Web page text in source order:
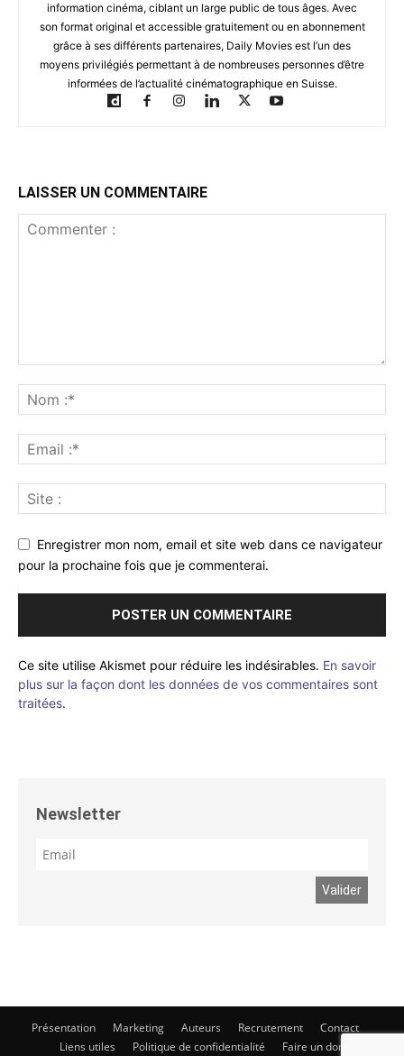
information cinéma, ciblant un large public de tous âges. Avec
son format original et accessible gratuitement ou en abonnement
grâce à ses différents partenaires, Daily Movies est l’un des
moyens privilégiés permettant à de nombreuses personnes d’être
informées de l’actualité cinématographique en Suisse.
LAISSER UN COMMENTAIRE
Enregistrer mon nom, email et site web dans ce navigateur
pour la prochaine fois que je commenterai.
Ce site utilise Akismet pour réduire les indésirables. En savoir
plus sur la façon dont les données de vos commentaires sont
traitées.
Newsletter
Présentation Marketing Auteurs Recrutement
Contact
Liens utiles
Politique de confidentialité Faire un don